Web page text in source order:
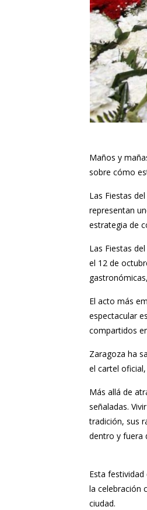
Maños y
sobre cómo
Las Fiestas
representan
estrategia de
Las Fiestas
el 12 de
El acto más
espectacular
compartidos
Zaragoza ha
el cartel
Más allá de
señaladas.
tradición, sus
dentro y fuera
Esta
la celebración
ciudad.